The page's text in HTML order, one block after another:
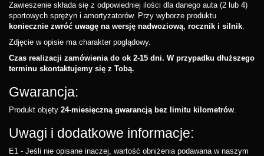
Zawieszenie składa się z odpowiedniej ilości dla danego auta (2 lub 4)
sportowych sprężyn i amortyzatorów. Przy wyborze produktu
koniecznie zwróć uwagę na wersję nadwoziową, rocznik i silnik.
Zdjęcie w opisie ma charakter poglądowy.
Czas realizacji zamówienia do ok 2-15 dni. W przypadku dłuższego
terminu skontaktujemy się z Tobą.
Gwarancja:
Produkt objęty 24-miesięczną gwarancją bez limitu kilometrów.
Uwagi i dodatkowe informacje:
E1 - Jeśli nie opisane inaczej, wartość obniżenia podawana w naszym